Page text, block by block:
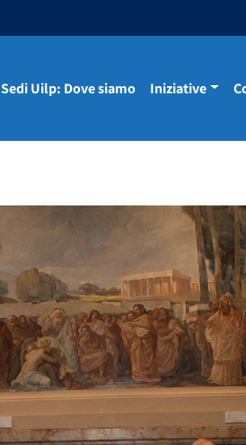
Sedi Uilp: Dove siamo Iniziative